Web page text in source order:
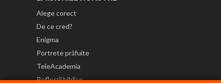
Alege corect
De ce cred?
Enigma
Portrete prăfuite
TeleAcademia
Reflecții biblice